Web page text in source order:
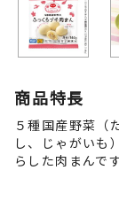
商品特長
５種国産野菜（
し、じゃがいも
らした肉まんで